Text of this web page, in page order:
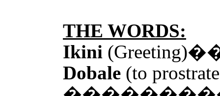
THE WORDS:
Ikini
Dobale (to